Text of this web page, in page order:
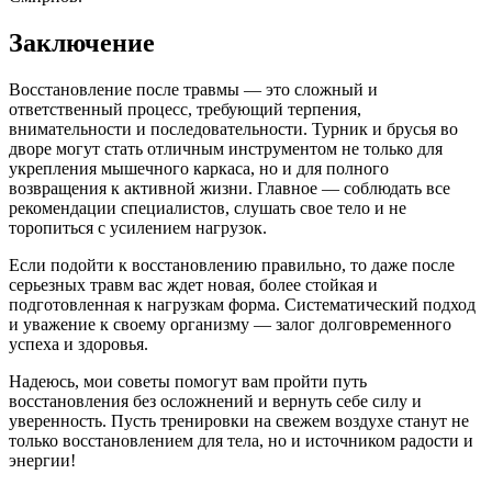
Заключение
Восстановление после травмы — это сложный и
ответственный процесс, требующий терпения,
внимательности и последовательности. Турник и брусья во
дворе могут стать отличным инструментом не только для
укрепления мышечного каркаса, но и для полного
возвращения к активной жизни. Главное — соблюдать все
рекомендации специалистов, слушать свое тело и не
торопиться с усилением нагрузок.
Если подойти к восстановлению правильно, то даже после
серьезных травм вас ждет новая, более стойкая и
подготовленная к нагрузкам форма. Систематический подход
и уважение к своему организму — залог долговременного
успеха и здоровья.
Надеюсь, мои советы помогут вам пройти путь
восстановления без осложнений и вернуть себе силу и
уверенность. Пусть тренировки на свежем воздухе станут не
только восстановлением для тела, но и источником радости и
энергии!